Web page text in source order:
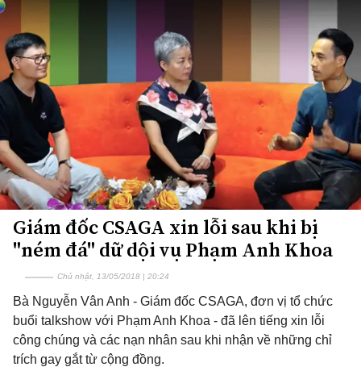
Giám đốc CSAGA xin lỗi sau khi bị
"ném đá" dữ dội vụ Phạm Anh Khoa
Chủ nhật, 13/05/2018 | 20:24
Bà Nguyễn Vân Anh - Giám đốc CSAGA, đơn vị tổ chức
buổi talkshow với Phạm Anh Khoa - đã lên tiếng xin lỗi
công chúng và các nạn nhân sau khi nhận về những chỉ
trích gay gắt từ cộng đồng.​